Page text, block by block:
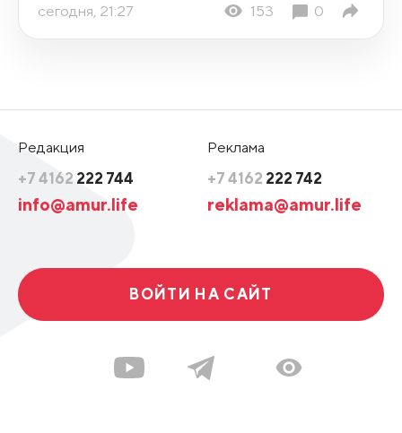
сегодня, 21:27 153 0
Редакция
+7 4162 222 744
info@amur.life
Реклама
+7 4162 222 742
reklama@amur.life
ВОЙТИ НА САЙТ